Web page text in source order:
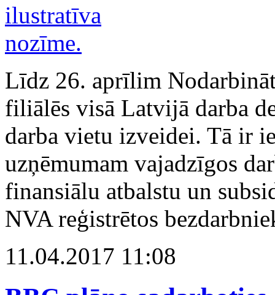
Līdz 26. aprīlim
filiālēs visā Latvijā darba
darba vietu izveidei. Tā ir
uzņēmumam vajadzīgos
finansiālu atbalstu un
NVA reģistrētos
11.04.2017 11:08